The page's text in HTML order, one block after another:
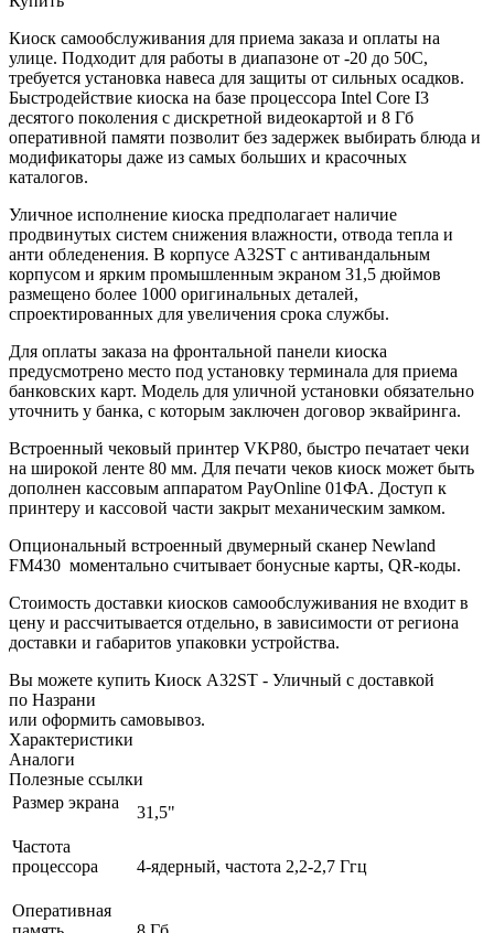
Киоск самообслуживания для приема заказа и оплаты на
улице. Подходит для работы в диапазоне от -20 до 50С,
требуется установка навеса для защиты от сильных осадков.
Быстродействие киоска на базе процессора Intel Core I3
десятого поколения с дискретной видеокартой и 8 Гб
оперативной памяти позволит без задержек выбирать блюда и
модификаторы даже из самых больших и красочных
каталогов.
Уличное исполнение киоска предполагает наличие
продвинутых систем снижения влажности, отвода тепла и
анти обледенения. В корпусе A32ST с антивандальным
корпусом и ярким промышленным экраном 31,5 дюймов
размещено более 1000 оригинальных деталей,
спроектированных для увеличения срока службы.
Для оплаты заказа на фронтальной панели киоска
предусмотрено место под установку терминала для приема
банковских карт. Модель для уличной установки обязательно
уточнить у банка, с которым заключен договор эквайринга.
Встроенный чековый принтер VKP80, быстро печатает чеки
на широкой ленте 80 мм. Для печати чеков киоск может быть
дополнен кассовым аппаратом PayOnline 01ФА. Доступ к
принтеру и кассовой части закрыт механическим замком.
Опциональный встроенный двумерный сканер Newland
FM430 моментально считывает бонусные карты, QR-коды.
Стоимость доставки киосков самообслуживания не входит в
цену и рассчитывается отдельно, в зависимости от региона
доставки и габаритов упаковки устройства.
Вы можете купить Киоск A32ST - Уличный с доставкой
по Назрани
или оформить самовывоз.
Характеристики
Аналоги
Полезные ссылки
Размер экрана
31,5"
Частота
процессора
4-ядерный, частота 2,2-2,7 Ггц
Оперативная